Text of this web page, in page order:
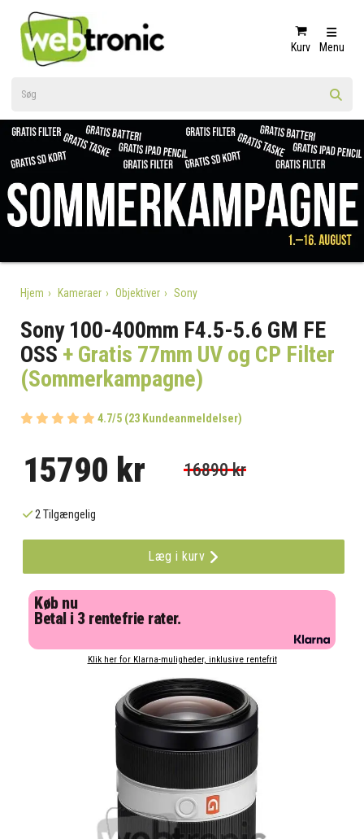
Kurv Menu
Hjem Kameraer Objektiver Sony
Sony 100-400mm F4.5-5.6 GM FE
OSS + Gratis 77mm UV og CP Filter
(Sommerkampagne)
4.7/5 (23 Kundeanmeldelser)
15790 kr 16890 kr
2 Tilgængelig
Læg i kurv
Køb nu
Betal i 3 rentefrie rater.
Klik her for Klarna-muligheder, inklusive rentefrit